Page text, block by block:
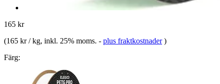
165 kr
(165 kr / kg, inkl. 25% moms. - plus fraktkostnader )
Färg: